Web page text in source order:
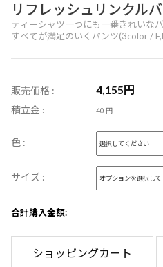
リフレッシュリンクル
ティーシャツ一つにも一番きれいな
すべてが満足のいくパンツ(3color /
販売価格 : 4,155 円
積立金 : 40 円
色 :
サイズ :
合計購入金額:
ショッピングカート